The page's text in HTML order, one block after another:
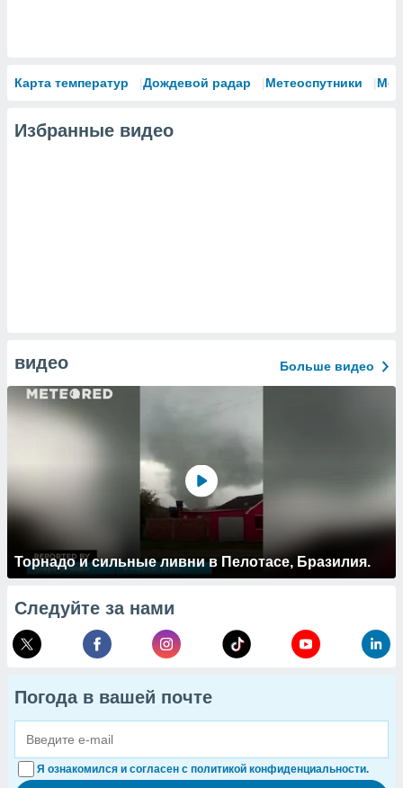
Карта температур Дождевой радар Метеоспутники
Избранные видео
видео Больше видео
Торнадо и сильные ливни в Пелотасе, Бразилия.
Следуйте за нами
Погода в вашей почте
Я ознакомился и согласен с политикой конфиденциальности.